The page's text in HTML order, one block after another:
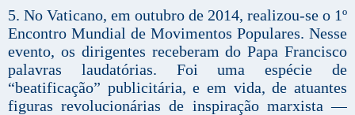
5. No Vaticano, em outubro de 2014, realizou-se o 1º
Encontro Mundial de Movimentos Populares. Nesse
evento, os dirigentes receberam do Papa Francisco
palavras laudatórias. Foi uma espécie de
“beatificação” publicitária, e em vida, de atuantes
figuras revolucionárias de inspiração marxista —